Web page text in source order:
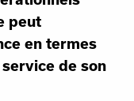
peut
en termes
de son